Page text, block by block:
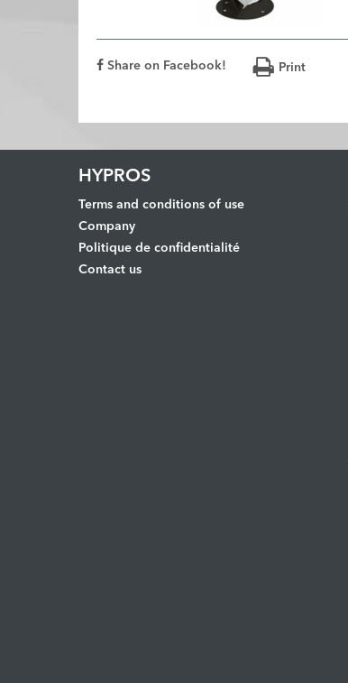
Share on Facebook! Print
HYPROS
Terms and conditions of use
Company
Politique de confidentialité
Contact us